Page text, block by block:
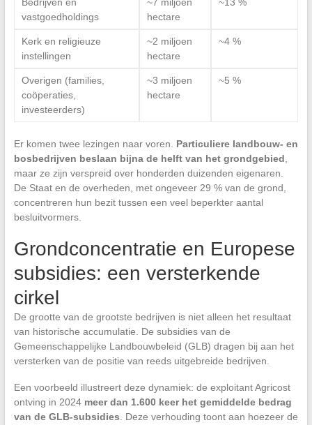
Bedrijven en
vastgoedholdings
~7 miljoen
hectare
~13 %
Kerk en religieuze
instellingen
~2 miljoen
hectare
~4 %
Overigen (families,
coöperaties,
investeerders)
~3 miljoen
hectare
~5 %
Er komen twee lezingen naar voren. Particuliere landbouw- en
bosbedrijven beslaan bijna de helft van het grondgebied,
maar ze zijn verspreid over honderden duizenden eigenaren.
De Staat en de overheden, met ongeveer 29 % van de grond,
concentreren hun bezit tussen een veel beperkter aantal
besluitvormers.
Grondconcentratie en Europese
subsidies: een versterkende
cirkel
De grootte van de grootste bedrijven is niet alleen het resultaat
van historische accumulatie. De subsidies van de
Gemeenschappelijke Landbouwbeleid (GLB) dragen bij aan het
versterken van de positie van reeds uitgebreide bedrijven.
Een voorbeeld illustreert deze dynamiek: de exploitant Agricost
ontving in 2024 meer dan 1.600 keer het gemiddelde bedrag
van de GLB-subsidies. Deze verhouding toont aan hoezeer de